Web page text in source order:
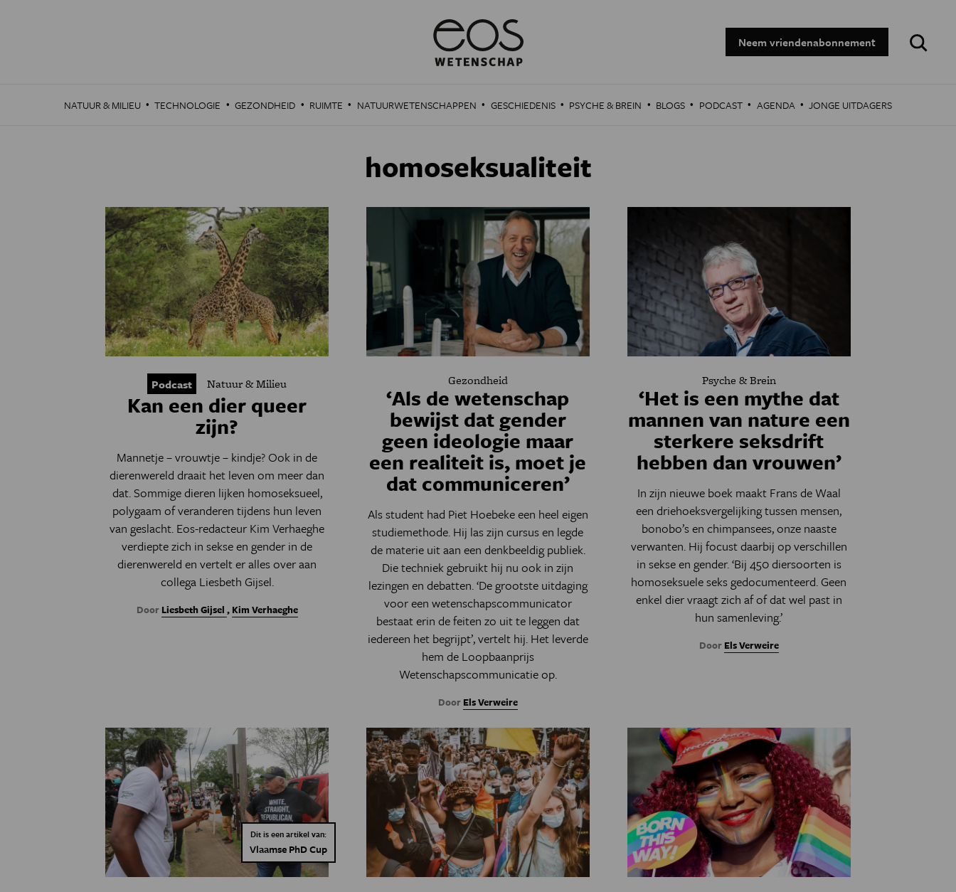
Neem vriendenabonnement
Zoeken:
NATUUR & MILIEU · TECHNOLOGIE · GEZONDHEID · RUIMTE · NATUURWETENSCHAPPEN · GESCHIEDENIS · PSYCHE & BREIN · BLOGS · PODCAST · AGENDA · JONGE UITDAGERS
homoseksualiteit
Podcast Natuur & Milieu
Kan een dier queer
zijn?
Mannetje – vrouwtje – kindje? Ook in de
dierenwereld draait het leven om meer dan
dat. Sommige dieren lijken homoseksueel,
polygaam of veranderen tijdens hun leven
van geslacht. Eos-redacteur Kim Verhaeghe
verdiepte zich in sekse en gender in de
dierenwereld en vertelt er alles over aan
collega Liesbeth Gijsel.
Door Liesbeth Gijsel , Kim Verhaeghe
Gezondheid
‘Als de wetenschap
bewijst dat gender
geen ideologie maar
een realiteit is, moet je
dat communiceren’
Als student had Piet Hoebeke een heel eigen
studiemethode. Hij las zijn cursus en legde
de materie uit aan een denkbeeldig publiek.
Die techniek gebruikt hij nu ook in zijn
lezingen en debatten. ‘De grootste uitdaging
voor een wetenschapscommunicator
bestaat erin de feiten zo uit te leggen dat
iedereen het begrijpt’, vertelt hij. Het leverde
hem de Loopbaanprijs
Wetenschapscommunicatie op.
Door Els Verweire
Psyche & Brein
‘Het is een mythe dat
mannen van nature een
sterkere seksdrift
hebben dan vrouwen’
In zijn nieuwe boek maakt Frans de Waal
een driehoeksvergelijking tussen mensen,
bonobo’s en chimpansees, onze naaste
verwanten. Hij focust daarbij op verschillen
in sekse en gender. ‘Bij 450 diersoorten is
homoseksuele seks gedocumenteerd. Geen
enkel dier vraagt zich af of dat wel past in
hun samenleving.’
Door Els Verweire
Dit is een artikel van:
Vlaamse PhD Cup